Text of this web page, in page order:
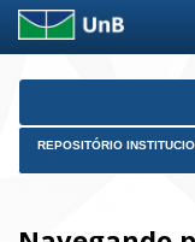
Skip
REPOSITÓRIO